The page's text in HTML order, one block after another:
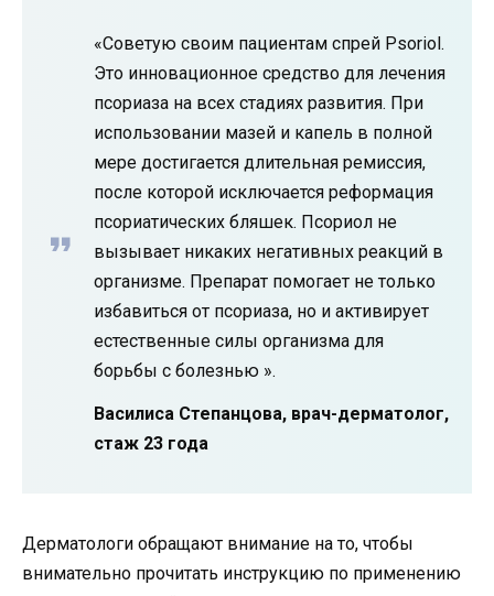
«Советую своим пациентам спрей Psoriol.
Это инновационное средство для лечения
псориаза на всех стадиях развития. При
использовании мазей и капель в полной
мере достигается длительная ремиссия,
после которой исключается реформация
псориатических бляшек. Псориол не
вызывает никаких негативных реакций в
организме. Препарат помогает не только
избавиться от псориаза, но и активирует
естественные силы организма для
борьбы с болезнью ».
Василиса Степанцова, врач-дерматолог,
стаж 23 года
Дерматологи обращают внимание на то, чтобы
внимательно прочитать инструкцию по применению